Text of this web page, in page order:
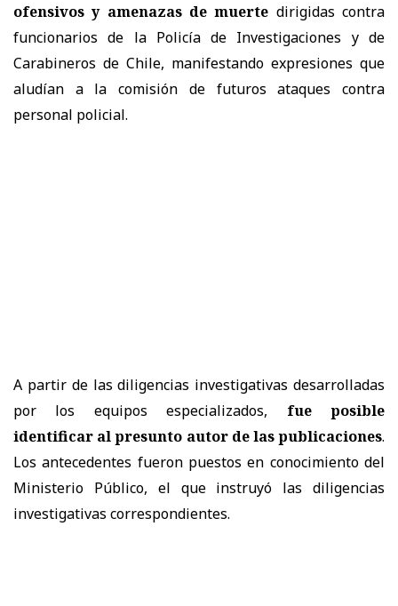
ofensivos y amenazas de muerte dirigidas contra
funcionarios de la Policía de Investigaciones y de
Carabineros de Chile, manifestando expresiones que
aludían a la comisión de futuros ataques contra
personal policial.
A partir de las diligencias investigativas desarrolladas
por los equipos especializados, fue posible
identificar al presunto autor de las publicaciones.
Los antecedentes fueron puestos en conocimiento del
Ministerio Público, el que instruyó las diligencias
investigativas correspondientes.